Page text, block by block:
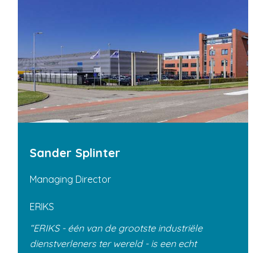
Sander Splinter
Managing Director
ERIKS
ERIKS - één van de grootste industriële
dienstverleners ter wereld - is een echt